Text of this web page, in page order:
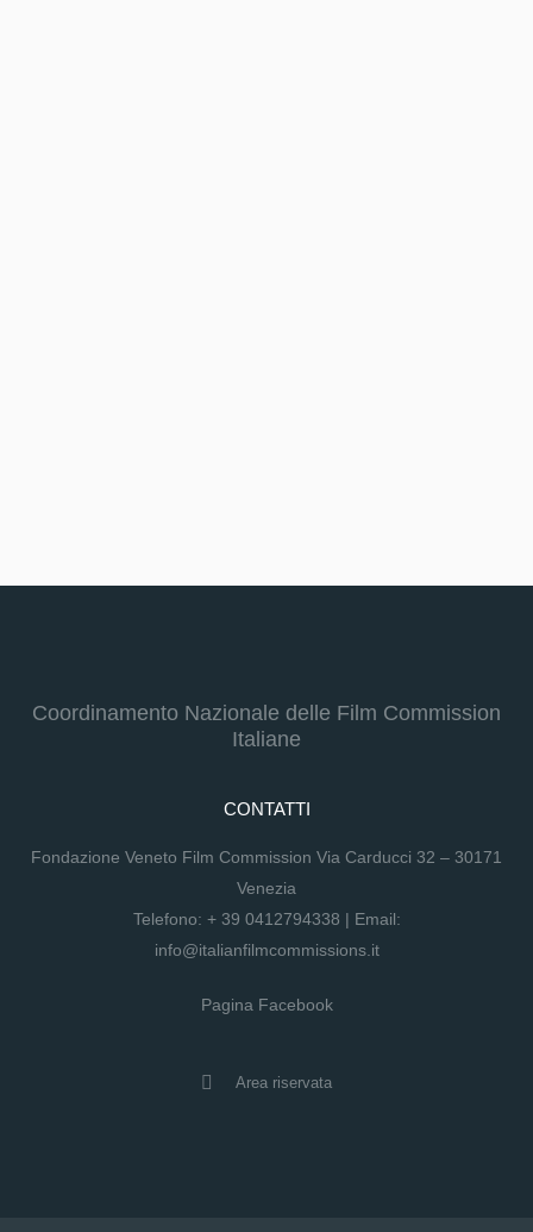
Coordinamento Nazionale delle Film Commission
Italiane
CONTATTI
Fondazione Veneto Film Commission Via Carducci 32 – 30171
Venezia
Telefono: + 39 0412794338 | Email:
info@italianfilmcommissions.it
Pagina Facebook
Area riservata